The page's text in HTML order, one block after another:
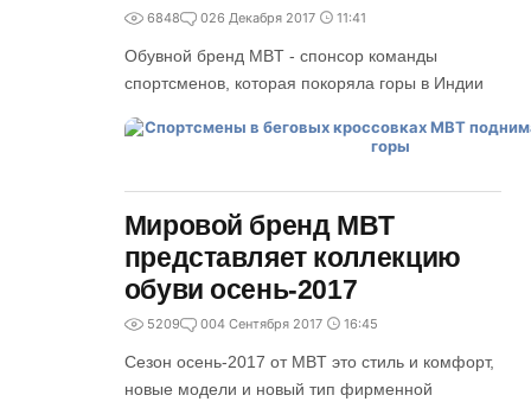
6848 026 Декабря 2017 11:41
Обувной бренд MBT - спонсор команды
спортсменов, которая покоряла горы в Индии
Мировой бренд MBT
представляет коллекцию
обуви осень-2017
5209 004 Сентября 2017 16:45
Сезон осень-2017 от MBT это стиль и комфорт,
новые модели и новый тип фирменной